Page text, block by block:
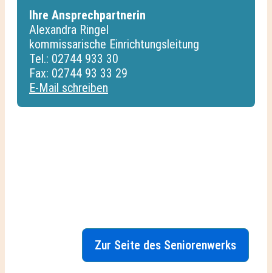
Ihre Ansprechpartnerin
Alexandra Ringel
kommissarische Einrichtungsleitung
Tel.: 02744 933 30
Fax: 02744 93 33 29
E-Mail schreiben
Zur Seite des Seniorenwerks